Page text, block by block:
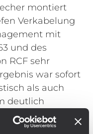
montiert
Verkabelung
mit
und des
RCF sehr
war sofort
als auch
deutlich
geplant.“
Die
zehn RCF